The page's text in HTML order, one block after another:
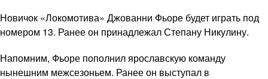
Новичок «Локомотива» Джованни Фьоре будет играть под
номером 13. Ранее он принадлежал Степану Никулину.
Напомним, Фьоре пополнил ярославскую команду
нынешним межсезоньем. Ранее он выступал в